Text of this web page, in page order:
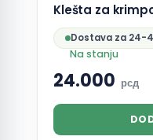
Klešta za
Dostava za 24-
Na stanju
24.000 рсд